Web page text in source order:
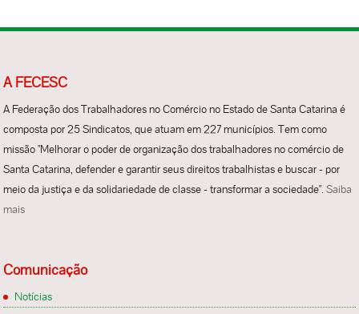
A FECESC
A Federação dos Trabalhadores no Comércio no Estado de Santa Catarina é
composta por 25 Sindicatos, que atuam em 227 municípios. Tem como
missão "Melhorar o poder de organização dos trabalhadores no comércio de
Santa Catarina, defender e garantir seus direitos trabalhistas e buscar - por
meio da justiça e da solidariedade de classe - transformar a sociedade".Saiba
mais
Comunicação
Notícias